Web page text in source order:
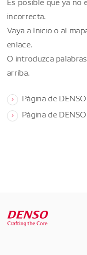
incorrecta.
Vaya a Inicio o al
enlace.
O introduzca
arriba.
Página de
Página de